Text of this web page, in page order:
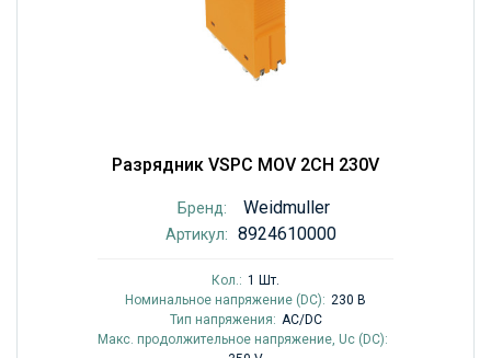
Разрядник VSPC MOV 2CH 230V
Бренд: Weidmuller
Артикул: 8924610000
Кол.: 1 Шт.
Номинальное напряжение (DC): 230 В
Тип напряжения: AC/DC
Макс. продолжительное напряжение, Uc (DC):